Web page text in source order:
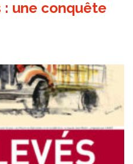
: une conquête